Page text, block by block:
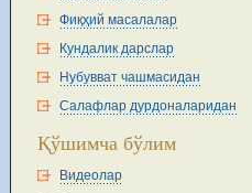
Фиқҳий масалалар
Кундалик дарслар
Нубувват чашмасидан
Салафлар дурдоналаридан
Қўшимча бўлим
Видеолар